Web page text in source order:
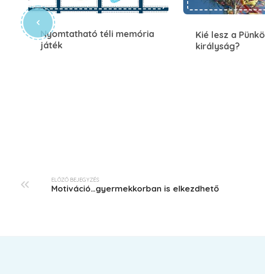
Nyomtatható téli memória
játék
Kié lesz a
királyság?
ELŐZŐ BEJEGYZÉS
Motiváció…gyermekkorban is elkezdhető